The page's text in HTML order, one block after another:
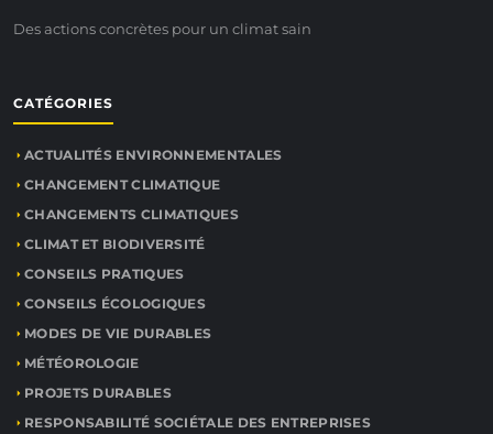
Des actions concrètes pour un climat sain
CATÉGORIES
ACTUALITÉS ENVIRONNEMENTALES
CHANGEMENT CLIMATIQUE
CHANGEMENTS CLIMATIQUES
CLIMAT ET BIODIVERSITÉ
CONSEILS PRATIQUES
CONSEILS ÉCOLOGIQUES
MODES DE VIE DURABLES
MÉTÉOROLOGIE
PROJETS DURABLES
RESPONSABILITÉ SOCIÉTALE DES ENTREPRISES